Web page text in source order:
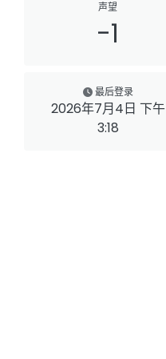
声望
-1
最后登录
2026年7月4日 下午
3:18